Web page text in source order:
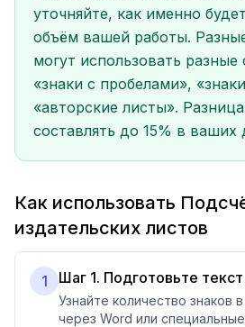
уточняйте, как именно
объём вашей работы.
могут использовать разные
«знаки с пробелами»,
«авторские листы».
составлять до 15% в ваших
Как использовать
издательских листов
1 Шаг 1. Подготовьте текст
Узнайте количество знаков
через Word или